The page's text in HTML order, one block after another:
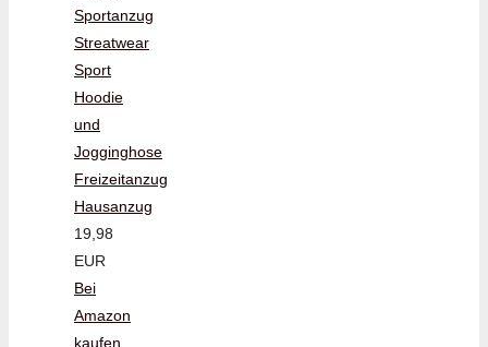
Sportanzug
Streatwear
Sport
Hoodie
und
Jogginghose
Freizeitanzug
Hausanzug
19,98
EUR
Bei
Amazon
kaufen